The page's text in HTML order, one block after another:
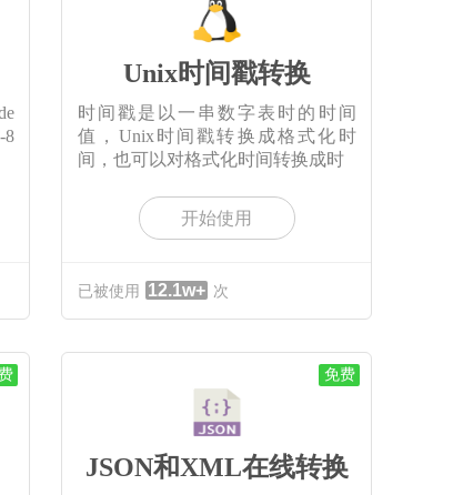
8
Unix时间戳转换
时间戳是以一串数字表时的时间
值，Unix时间戳转换成格式化时
间，也可以对格式化时间转换成时
开始使用
已被使用 12.1w+ 次
免费
JSON和XML在线转换